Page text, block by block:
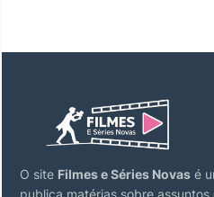
O site Filmes e Séries Novas é
publica matérias sobre